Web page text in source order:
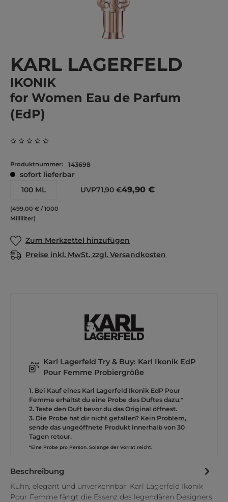
KARL LAGERFELD
IKONIK
for Women Eau de Parfum
(EdP)
Produktnummer: 143698
sofort lieferbar
100 ML
(499,00 € / 1000
Milliliter)
UVP71,90 €49,90 €
Zum Merkzettel hinzufügen
Preise inkl. MwSt. zzgl. Versandkosten
Karl Lagerfeld Try & Buy: Karl Ikonik EdP
Pour Femme Probiergröße
1. Bei Kauf eines Karl Lagerfeld Ikonik EdP Pour
Femme erhältst du eine Probe des Duftes dazu.*
2. Teste den Duft bevor du das Original öffnest.
3. Die Probe hat dir nicht gefallen? Kein Problem,
sende das ungeöffnete Produkt innerhalb von 30
Tagen retour.
*Eine Probe pro Person. Solange der Vorrat reicht.
Beschreibung
Kühn, elegant und unverkennbar: Karl Lagerfeld Ikonik
Pour Femme fängt die Essenz des legendären Designers